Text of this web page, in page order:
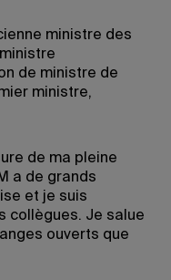
ministre des
de ministre de
ministre,
de ma pleine
a de grands
et je suis
collègues. Je salue
ouverts que